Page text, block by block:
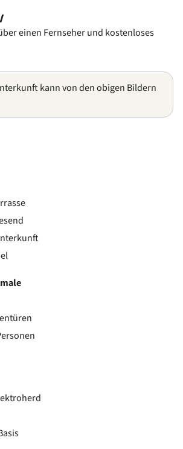
einen Fernseher und kostenloses
kann von den obigen Bildern